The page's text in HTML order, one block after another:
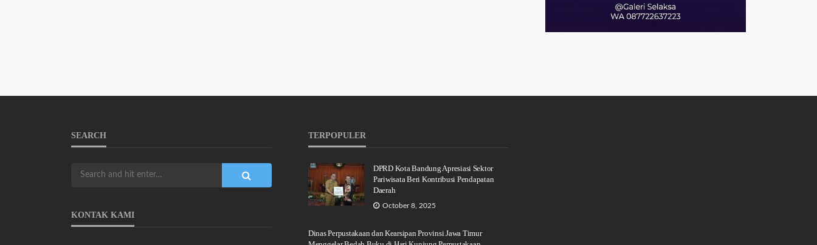
SEARCH
KONTAK KAMI
TERPOPULER
DPRD Kota Bandung Apresiasi Sektor
Pariwisata Beri Kontribusi Pendapatan
Daerah
October 8, 2025
Dinas Perpustakaan dan Kearsipan Provinsi Jawa Timur